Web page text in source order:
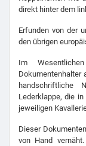
direkt hinter dem
Erfunden von der
den übrigen
Im
Dokumentenhalter
handschriftliche
Lederklappe, die
jeweiligen
Dieser
von Hand